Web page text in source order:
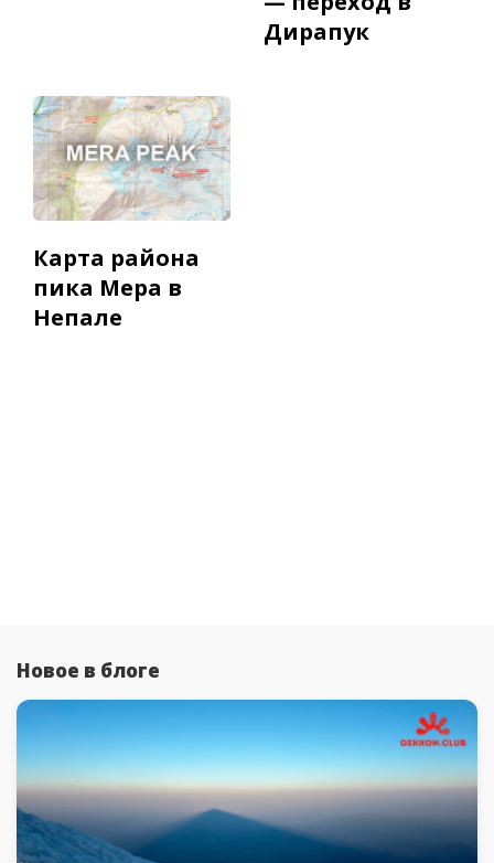
Дирапук
Карта района
пика Мера в
Непале
Новое в блоге